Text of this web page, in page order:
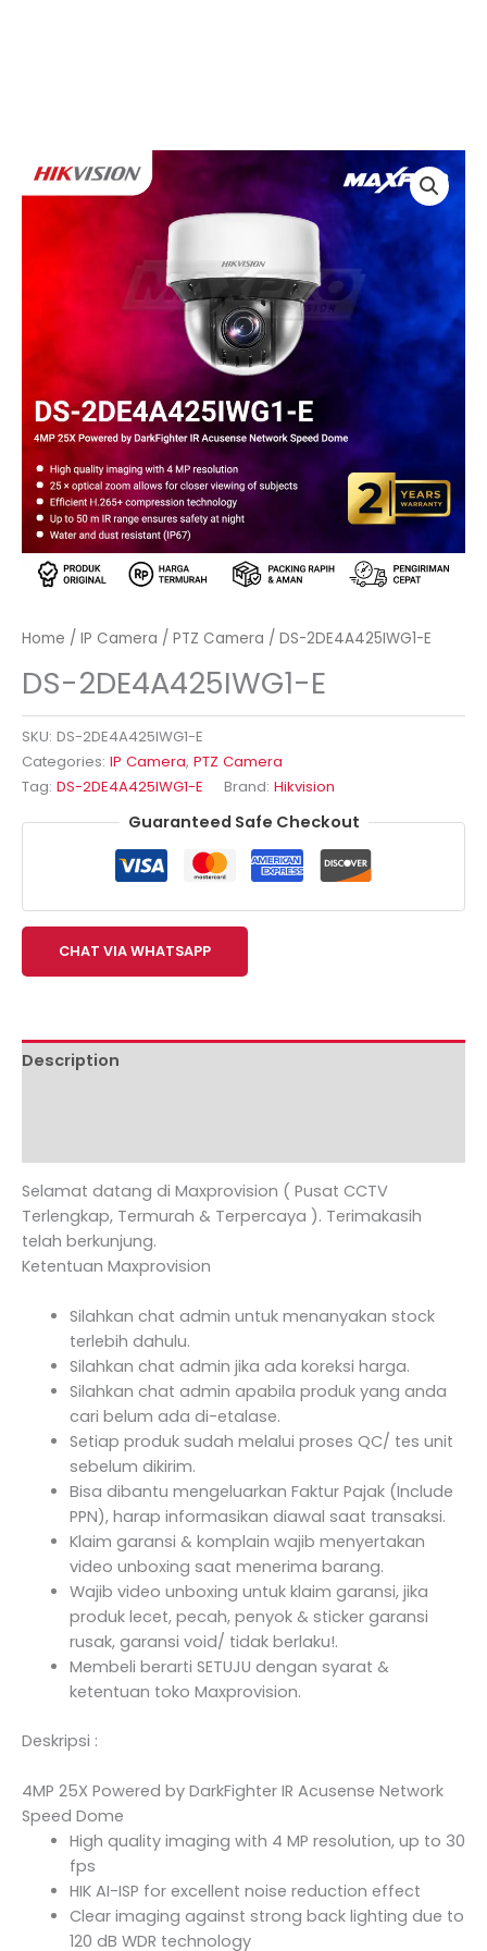
Home / IP Camera / PTZ Camera / DS-2DE4A425IWG1-E
DS-2DE4A425IWG1-E
SKU: DS-2DE4A425IWG1-E
Categories: IP Camera, PTZ Camera
Tag: DS-2DE4A425IWG1-E Brand: Hikvision
Guaranteed Safe Checkout
CHAT VIA WHATSAPP
Description
Selamat datang di Maxprovision ( Pusat CCTV
Terlengkap, Termurah & Terpercaya ). Terimakasih
telah berkunjung.
Ketentuan Maxprovision
Silahkan chat admin untuk menanyakan stock
terlebih dahulu.
Silahkan chat admin jika ada koreksi harga.
Silahkan chat admin apabila produk yang anda
cari belum ada di-etalase.
Setiap produk sudah melalui proses QC/ tes unit
sebelum dikirim.
Bisa dibantu mengeluarkan Faktur Pajak (Include
PPN), harap informasikan diawal saat transaksi.
Klaim garansi & komplain wajib menyertakan
video unboxing saat menerima barang.
Wajib video unboxing untuk klaim garansi, jika
produk lecet, pecah, penyok & sticker garansi
rusak, garansi void/ tidak berlaku!.
Membeli berarti SETUJU dengan syarat &
ketentuan toko Maxprovision.
Deskripsi :
4MP 25X Powered by DarkFighter IR Acusense Network
Speed Dome
High quality imaging with 4 MP resolution, up to 30
fps
HIK AI-ISP for excellent noise reduction effect
Clear imaging against strong back lighting due to
120 dB WDR technology